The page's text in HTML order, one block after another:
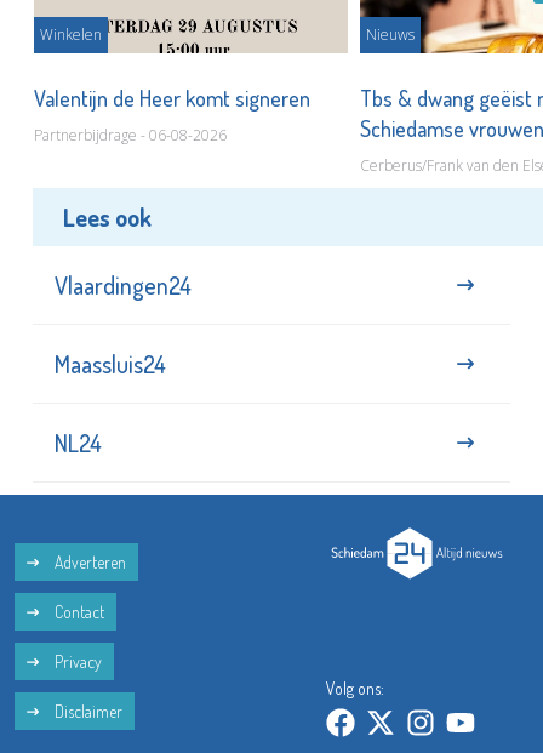
Winkelen
Valentijn de Heer komt signeren
Partnerbijdrage - 06-08-2026
Nieuws
Tbs & dwang geëist
Schiedamse
Cerberus/Frank van den
Lees ook
Vlaardingen24
Maassluis24
NL24
Adverteren
Contact
Privacy
Disclaimer
Volg ons: